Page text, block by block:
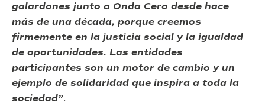
galardones junto a Onda Cero desde hace
más de una década, porque creemos
firmemente en la justicia social y la igualdad
de oportunidades. Las entidades
participantes son un motor de cambio y un
ejemplo de solidaridad que inspira a toda la
sociedad”.